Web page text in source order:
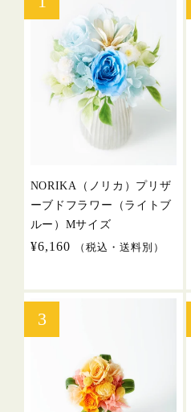
NORIKA（ノリカ）プリザ
ーブドフラワー（ライトブ
ルー）Mサイズ
通
格
¥6,160 （税込・送料別）